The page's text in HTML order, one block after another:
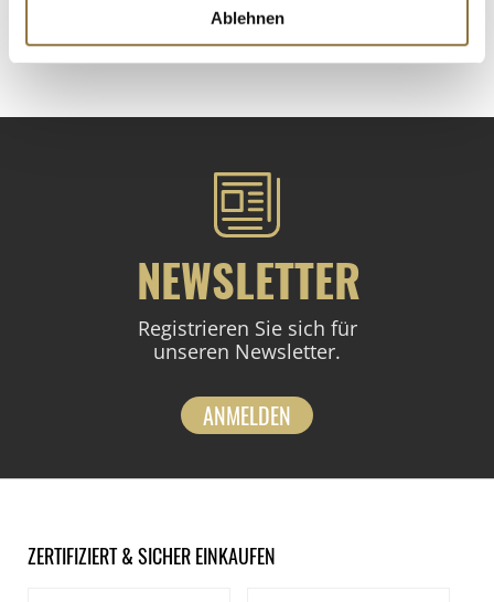
Ablehnen
St.
NEWSLETTER
Registrieren Sie sich für
unseren Newsletter.
ANMELDEN
ZERTIFIZIERT & SICHER EINKAUFEN